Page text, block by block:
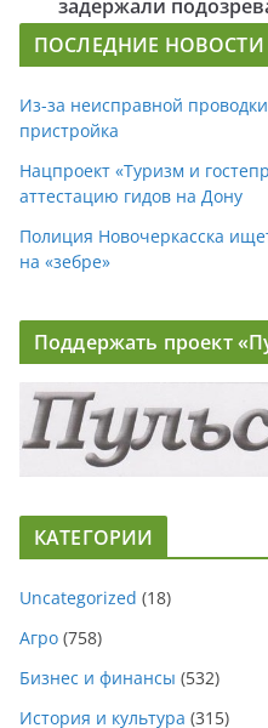
задержали
ПОСЛЕДНИЕ НОВОСТИ
Из-за неисправной
пристройка
Нацпроект «Туризм и
аттестацию гидов на Дону
Полиция Новочеркасска
на «зебре»
Поддержать проект
КАТЕГОРИИ
Uncategorized (18)
Агро (758)
Бизнес и финансы (532)
История и культура (315)